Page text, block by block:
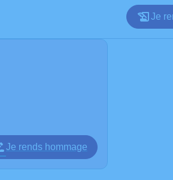
Je
Je rends hommage